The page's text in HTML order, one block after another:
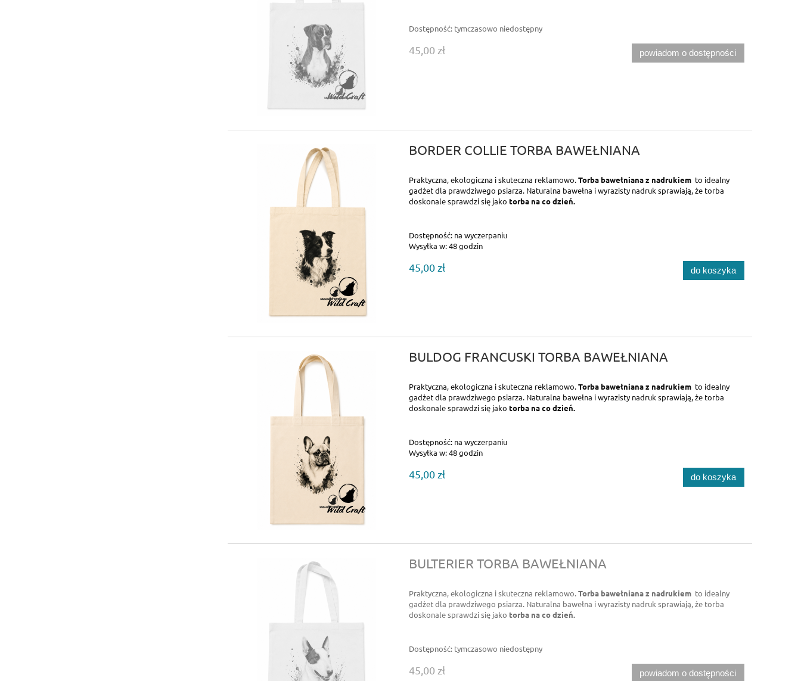
Dostępność: tymczasowo niedostępny
45,00 zł powiadom o dostępności
BORDER COLLIE TORBA BAWEŁNIANA
Praktyczna, ekologiczna i skuteczna reklamowo.Torba bawełniana z nadrukiem to idealny
gadżet dla prawdziwego psiarza. Naturalna bawełna i wyrazisty nadruk sprawiają, że torba
doskonale sprawdzi się jako torba na co dzień.
Dostępność: na wyczerpaniu
Wysyłka w:48 godzin
45,00 zł do koszyka
BULDOG FRANCUSKI TORBA BAWEŁNIANA
Praktyczna, ekologiczna i skuteczna reklamowo.Torba bawełniana z nadrukiem to idealny
gadżet dla prawdziwego psiarza. Naturalna bawełna i wyrazisty nadruk sprawiają, że torba
doskonale sprawdzi się jako torba na co dzień.
Dostępność: na wyczerpaniu
Wysyłka w:48 godzin
45,00 zł do koszyka
BULTERIER TORBA BAWEŁNIANA
Praktyczna, ekologiczna i skuteczna reklamowo.Torba bawełniana z nadrukiem to idealny
gadżet dla prawdziwego psiarza. Naturalna bawełna i wyrazisty nadruk sprawiają, że torba
doskonale sprawdzi się jako torba na co dzień.
Dostępność: tymczasowo niedostępny
45,00 zł powiadom o dostępności